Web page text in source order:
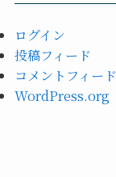
ログイン
投稿フィード
コメントフィード
WordPress.org